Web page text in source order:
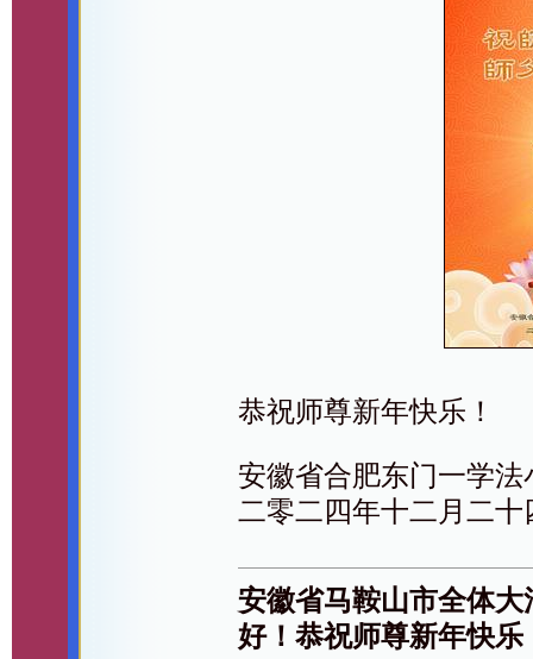
恭祝师尊新年快乐！
安徽省合肥东门一学
二零二四年十二月二十
安徽省马鞍山市全体
好！恭祝师尊新年快乐